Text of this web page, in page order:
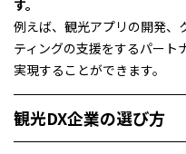
す。
例えば、観光アプリの開発、
ティングの支援をするパート
実現することができます。
観光DX企業の選び方